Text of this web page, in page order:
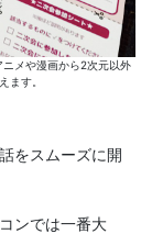
メや漫画から2次元以外
ます。
をスムーズに開
ンでは一番大